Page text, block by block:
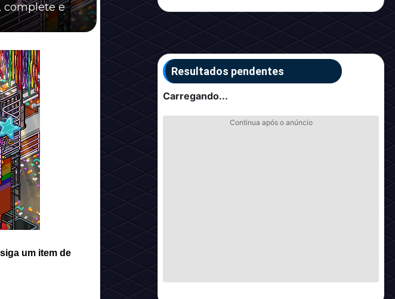
complete e
um item de
Resultados pendentes
Carregando...